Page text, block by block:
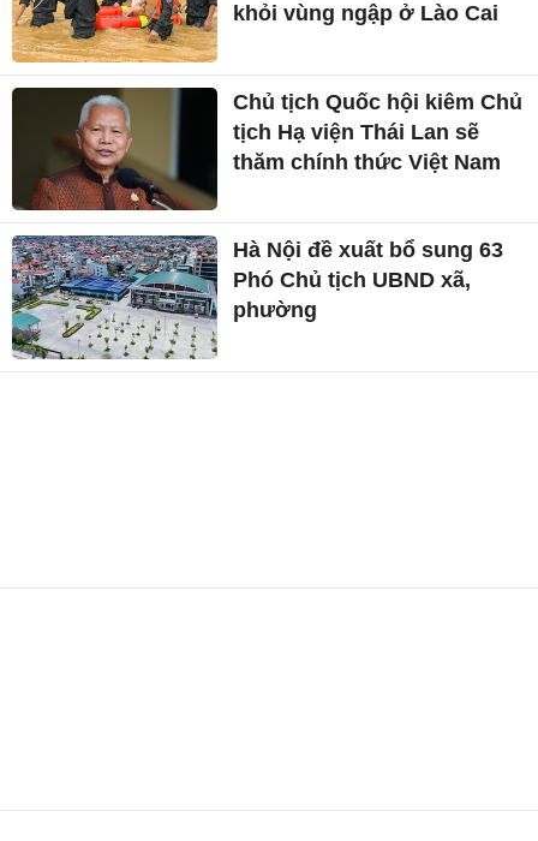
khỏi vùng ngập ở Lào Cai
Chủ tịch Quốc hội kiêm Chủ
tịch Hạ viện Thái Lan sẽ
thăm chính thức Việt Nam
Hà Nội đề xuất bổ sung 63
Phó Chủ tịch UBND xã,
phường